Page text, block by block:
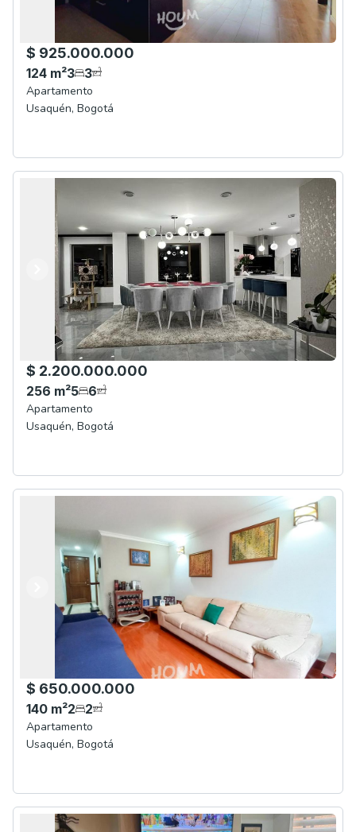
$ 925.000.000
124 m²3 3
Apartamento
Usaquén, Bogotá
Anterior
Siguiente
$ 2.200.000.000
256 m²5 6
Apartamento
Usaquén, Bogotá
Anterior
Siguiente
$ 650.000.000
140 m²2 2
Apartamento
Usaquén, Bogotá